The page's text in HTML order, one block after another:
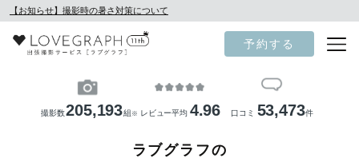
【お知らせ】撮影時の暑さ対策について
予約する
撮影数205,193組 ※ レビュー平均 4.96 口コミ 53,473件
ラブグラフの